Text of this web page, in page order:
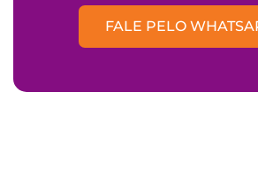
FALE PELO